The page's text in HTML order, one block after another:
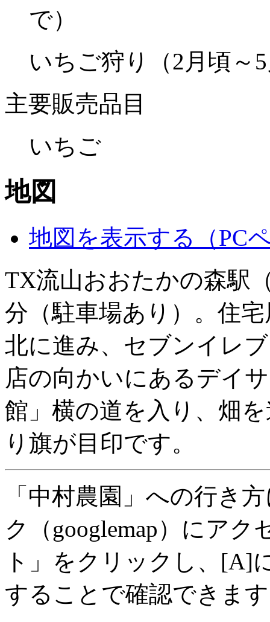
で）
いちご狩り（2月頃～
主要販売品目
いちご
地図
地図を表示する（PC
TX流山おおたかの森駅
分（駐車場あり）。住
北に進み、セブンイレ
店の向かいにあるデイ
館」横の道を入り、畑
り旗が目印です。
「中村農園」への行き
ク（googlemap）にア
ト」をクリックし、[A]
することで確認できま